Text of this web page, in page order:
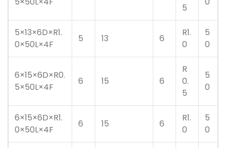
5
5×13×6D×R1.
0×50L×4F
5 13 6
R1.
0
5
0
6×15×6D×R0.
5×50L×4F
6 15 6
R
0.
5
5
0
6×15×6D×R1.
0×50L×4F
6 15 6
R1.
0
5
0